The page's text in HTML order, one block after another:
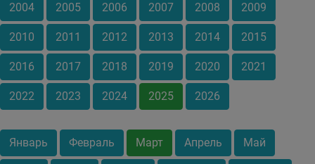
2004 2005 2006 2007 2008 2009
2010 2011 2012 2013 2014 2015
2016 2017 2018 2019 2020 2021
2022 2023 2024 2025 2026
Январь Февраль Март Апрель Май